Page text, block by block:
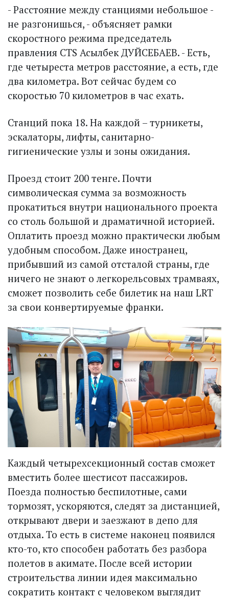
- Расстояние между станциями небольшое -
не разгонишься, - объясняет рамки
скоростного режима председатель
правления CTS Асылбек ДУЙСЕБАЕВ. - Есть,
где четыреста метров расстояние, а есть, где
два километра. Вот сейчас будем со
скоростью 70 километров в час ехать.
Станций пока 18. На каждой – турникеты,
эскалаторы, лифты, санитарно-
гигиенические узлы и зоны ожидания.
Проезд стоит 200 тенге. Почти
символическая сумма за возможность
прокатиться внутри национального проекта
со столь большой и драматичной историей.
Оплатить проезд можно практически любым
удобным способом. Даже иностранец,
прибывший из самой отсталой страны, где
ничего не знают о легкорельсовых трамваях,
сможет позволить себе билетик на наш LRT
за свои конвертируемые франки.
Каждый четырехсекционный состав сможет
вместить более шестисот пассажиров.
Поезда полностью беспилотные, сами
тормозят, ускоряются, следят за дистанцией,
открывают двери и заезжают в депо для
отдыха. То есть в системе наконец появился
кто-то, кто способен работать без разбора
полетов в акимате. После всей истории
строительства линии идея максимально
сократить контакт с человеком выглядит